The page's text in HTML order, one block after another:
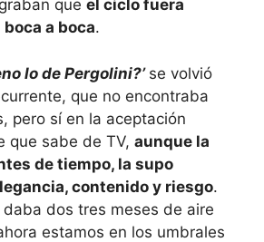
que el ciclo fuera
a boca.
lo de Pergolini?’ se volvió
que no encontraba
pero sí en la aceptación
que sabe de TV, aunque la
de tiempo, la supo
contenido y riesgo.
dos tres meses de aire
estamos en los umbrales